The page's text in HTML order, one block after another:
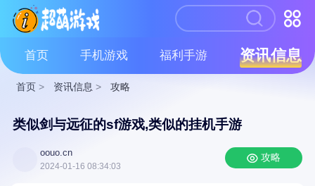
首页 手机游戏 福利手游 资讯信息
首页 > 资讯信息 > 攻略
类似剑与远征的sf游戏,类似的挂机手游
oouo.cn
2024-01-16 08:34:03
攻略